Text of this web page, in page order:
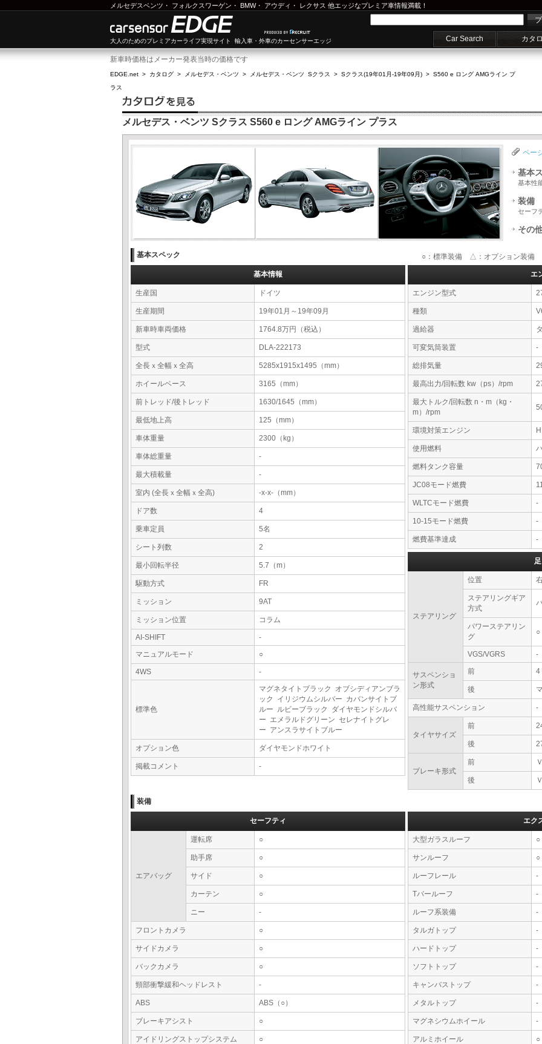
メルセデスベンツ ・ フォルクスワーゲン ・ BMW・ アウディ ・ レクサス 他エッジなプレミア車情報満載！
大人のためのプレミアカーライフ実現サイト 輸入車・外車のカーセンサーエッジ Car Search カタ
新車時価格はメーカー発表当時の価格です
EDGE.net > カタログ > メルセデス・ベンツ > メルセデス・ベンツ Sクラス > Sクラス(19年01月-19年09月) > S560 e ロング AMGライン プ
ラス
メルセデス・ベンツ Sクラス S560 e ロング AMGライン プラス
ペー
基本
基本性
装備
セーフ
その
基本スペック ○：標準装備 △：オプション装備 -
基本情報
生産国 ドイツ
生産期間 19年01月～19年09月
新車時車両価格 1764.8万円（税込）
型式 DLA-222173
全長ｘ全幅ｘ全高 5285x1915x1495（mm）
ホイールベース 3165（mm）
前トレッド/後トレッド 1630/1645（mm）
最低地上高 125（mm）
車体重量 2300（kg）
車体総重量 -
最大積載量 -
室内 (全長ｘ全幅ｘ全高) -x-x-（mm）
ドア数 4
乗車定員 5名
シート列数 2
最小回転半径 5.7（m）
駆動方式 FR
ミッション 9AT
ミッション位置 コラム
AI-SHIFT
-
マニュアルモード
○
4WS -
標準色
マグネタイトブラック オブシディアンブラ
ック イリジウムシルバー カバンサイトブ
ルー ルビーブラック ダイヤモンドシルバ
ー エメラルドグリーン セレナイトグレ
ー アンスラサイトブルー
オプション色 ダイヤモンドホワイト
掲載コメント -
エ
エンジン型式
種類
過給器
可変気筒装置 -
総排気量
最高出力/回転数 kw（ps）/rpm
最大トルク/回転数 n・m（kg・
m）/rpm
環境対策エンジン
使用燃料
燃料タンク容量
JC08モード燃費
WLTCモード燃費 -
10-15モード燃費 -
燃費基準達成 -
ステアリング
位置
ステアリングギア
方式
パワーステアリン
グ
○
VGS/VGRS -
サスペンショ
ン形式
前 4
後
高性能サスペンション -
タイヤサイズ
前
後
ブレーキ形式
前
後
装備
セーフティ
エアバッグ
運転席 ○
助手席 ○
サイド ○
カーテン ○
ニー -
フロントカメラ ○
サイドカメラ ○
バックカメラ ○
頸部衝撃緩和ヘッドレスト -
ABS ABS（○）
ブレーキアシスト ○
アイドリングストップシステム ○
エク
大型ガラスルーフ ○
サンルーフ ○
ルーフレール -
Tバールーフ -
ルーフ系装備 -
タルガトップ -
ハードトップ -
ソフトトップ -
キャンバストップ -
メタルトップ -
マグネシウムホイール -
アルミホイール ○